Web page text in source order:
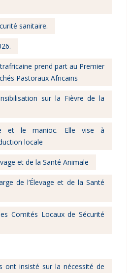
sanitaire.
prend part au Premier
Pastoraux Africains
sur la Fièvre de la
et le manioc. Elle vise à
locale
et de la Santé Animale
de l’Élevage et de la Santé
Comités Locaux de Sécurité
ont insisté sur la nécessité de